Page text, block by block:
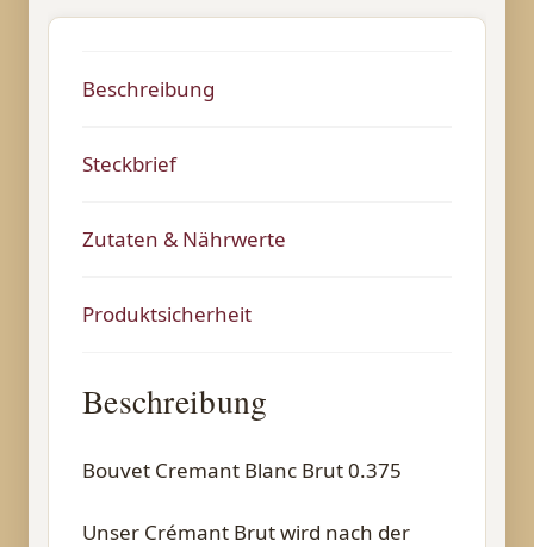
Beschreibung
Steckbrief
Zutaten & Nährwerte
Produktsicherheit
Beschreibung
Bouvet Cremant Blanc Brut 0.375
Unser Crémant Brut wird nach der